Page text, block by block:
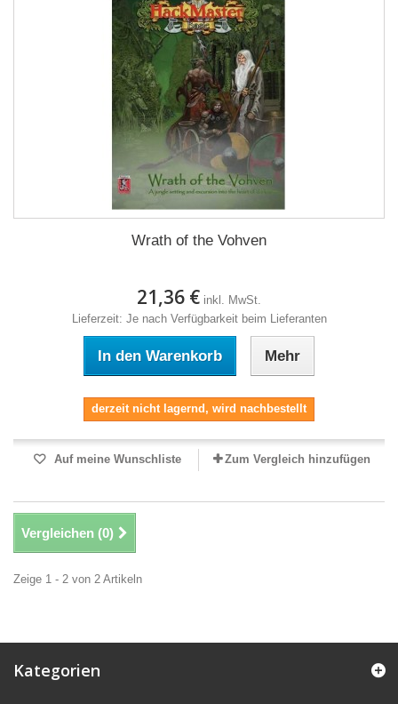
Wrath of the Vohven
21,36 € inkl. MwSt.
Lieferzeit: Je nach Verfügbarkeit beim Lieferanten
In den Warenkorb Mehr
derzeit nicht lagernd, wird nachbestellt
Auf meine Wunschliste Zum Vergleich hinzufügen
Vergleichen (0)
Zeige 1 - 2 von 2 Artikeln
Kategorien